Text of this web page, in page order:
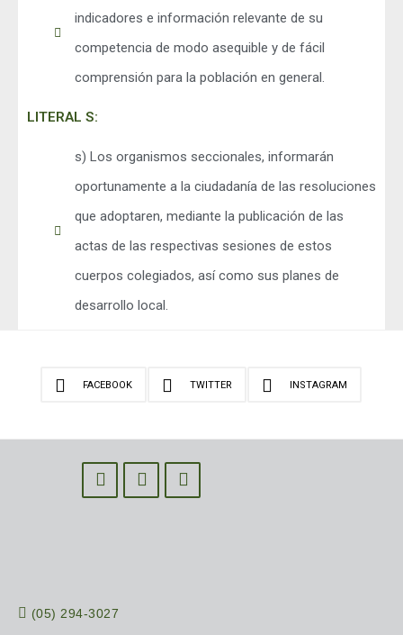
indicadores e información relevante de su
competencia de modo asequible y de fácil
comprensión para la población en general.
LITERAL S:
s) Los organismos seccionales, informarán
oportunamente a la ciudadanía de las resoluciones
que adoptaren, mediante la publicación de las
actas de las respectivas sesiones de estos
cuerpos colegiados, así como sus planes de
desarrollo local.
FACEBOOK TWITTER INSTAGRAM
(05) 294-3027